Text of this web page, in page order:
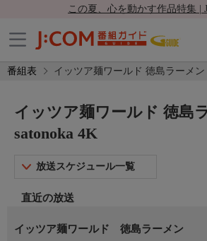
この夏、心を動かす作品特集 |
番組表 イッツア麺ワールド 徳島ラーメン
イッツア麺ワールド 徳島
satonoka 4K
放送スケジュール一覧
直近の放送
イッツア麺ワールド 徳島ラーメン